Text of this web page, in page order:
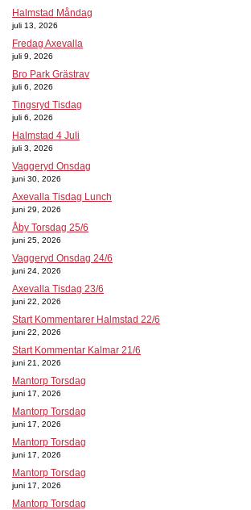
Halmstad Måndag
juli 13, 2026
Fredag Axevalla
juli 9, 2026
Bro Park Grästrav
juli 6, 2026
Tingsryd Tisdag
juli 6, 2026
Halmstad 4 Juli
juli 3, 2026
Vaggeryd Onsdag
juni 30, 2026
Axevalla Tisdag Lunch
juni 29, 2026
Åby Torsdag 25/6
juni 25, 2026
Vaggeryd Onsdag 24/6
juni 24, 2026
Axevalla Tisdag 23/6
juni 22, 2026
Start Kommentarer Halmstad 22/6
juni 22, 2026
Start Kommentar Kalmar 21/6
juni 21, 2026
Mantorp Torsdag
juni 17, 2026
Mantorp Torsdag
juni 17, 2026
Mantorp Torsdag
juni 17, 2026
Mantorp Torsdag
juni 17, 2026
Mantorp Torsdag